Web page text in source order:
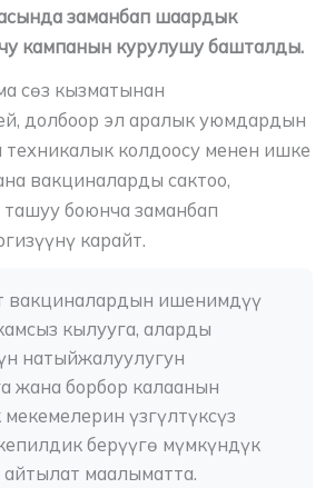
заманбап шаардык
кампанын курулушу башталды.
сөз кызматынан
долбоор эл аралык уюмдардын
колдоосу менен ишке
вакциналарды сактоо,
боюнча заманбап
карайт.
вакциналардын ишенимдүү
кылууга, аларды
натыйжалуулугун
жана борбор калаанын
үзгүлтүксүз
берүүгө мүмкүндүк
маалыматта.